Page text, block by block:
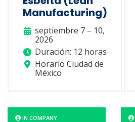
Manufacturing)
septiembre 7 – 10,
2026
Duración: 12 horas
Horario Ciudad de
México
IN COMPANY